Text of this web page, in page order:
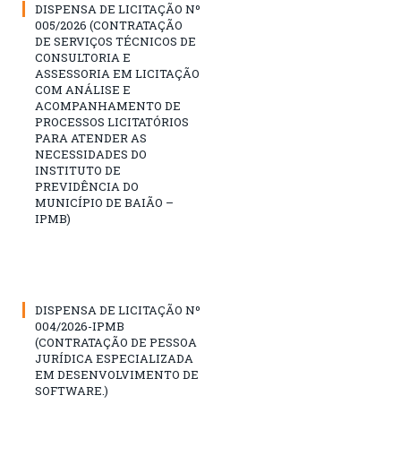
DISPENSA DE LICITAÇÃO Nº
005/2026 (CONTRATAÇÃO
DE SERVIÇOS TÉCNICOS DE
CONSULTORIA E
ASSESSORIA EM LICITAÇÃO
COM ANÁLISE E
ACOMPANHAMENTO DE
PROCESSOS LICITATÓRIOS
PARA ATENDER AS
NECESSIDADES DO
INSTITUTO DE
PREVIDÊNCIA DO
MUNICÍPIO DE BAIÃO –
IPMB)
DISPENSA DE LICITAÇÃO Nº
004/2026-IPMB
(CONTRATAÇÃO DE PESSOA
JURÍDICA ESPECIALIZADA
EM DESENVOLVIMENTO DE
SOFTWARE.)